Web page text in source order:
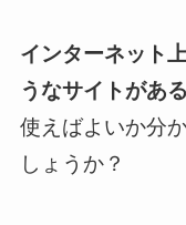
インターネット
うなサイトがあ
使えばよいか分
しょうか？